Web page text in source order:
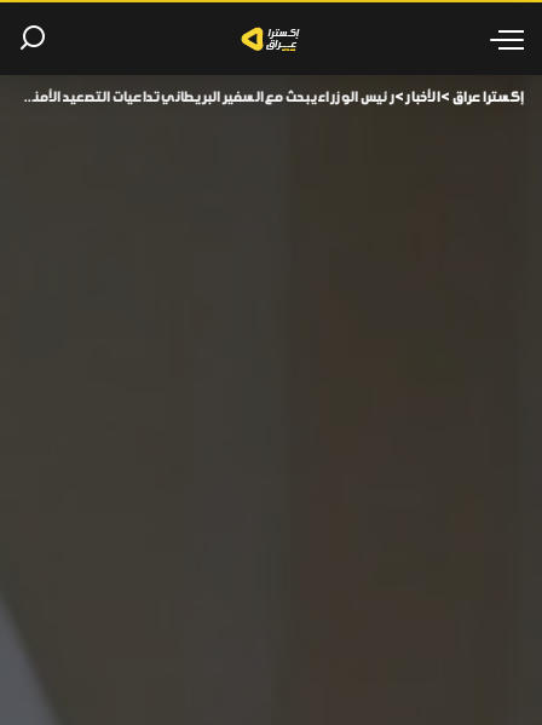
إكسترا عراق >الأخبار>رئيس الوزراء يبحث مع السفير البريطاني تداعيات التصعيد الأمني في المنطقة